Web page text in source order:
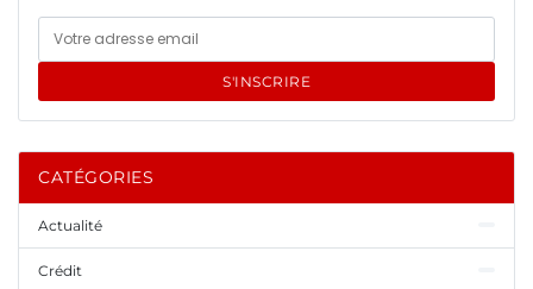
S'INSCRIRE
CATÉGORIES
Actualité
Crédit